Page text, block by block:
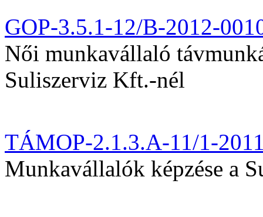
GOP-3.5.1-12/B-2012-
Női munkavállaló
Suliszerviz Kft.-nél
TÁMOP-2.1.3.A-11/1-
Munkavállalók képzése a